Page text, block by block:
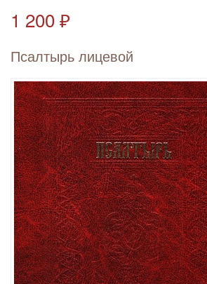
1 200 ₽
Псалтырь лицевой